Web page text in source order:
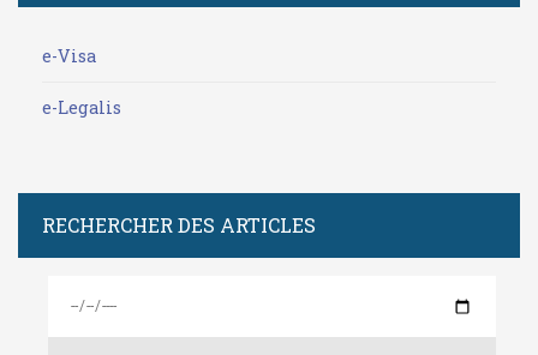
e-Visa
e-Legalis
RECHERCHER DES ARTICLES